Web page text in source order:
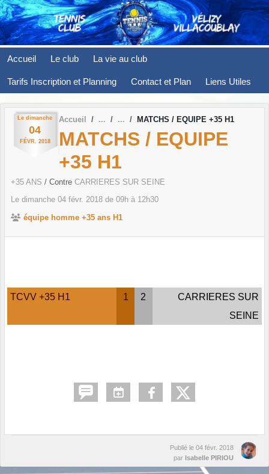
Accueil Le club La vie au club
Tarifs Inscription et Planning Contact et Plan Liens Utiles
Le dimanche
04
FÉVR. 2018
Accueil MATCHS / EQUIPE +35 H1
MATCHS / EQUIPE
+35 H1
+35 ANS / Contre CARRIERES SUR SEINE
Le dimanche 04 févr. 2018 de 09h à 12h30
équipe homme +35 ans H1
TCVV +35 H1 1 2
CARRIERES SUR
SEINE
Publié le 04 févr. 2018
par Isabelle PIRIOU
Panneau de gestion des cookies